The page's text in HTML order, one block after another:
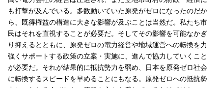
も打撃が及んでいる。多数動いていた原発がゼロになったのだか
ら、既得権益の構造に大きな影響が及ぶことは当然だ。私たち市
民はそれを直視することが必要だ。そしてその影響を可能なかぎ
り抑えるとともに、原発ゼロの電力経営や地域運営への転換を力
強くサポートする政策の立案・実施に、進んで協力していくこと
が必要だ。それが結果的に抵抗勢力を弱め、日本を原発ゼロ社会
に転換するスピードを早めることにもなる。原発ゼロへの抵抗勢